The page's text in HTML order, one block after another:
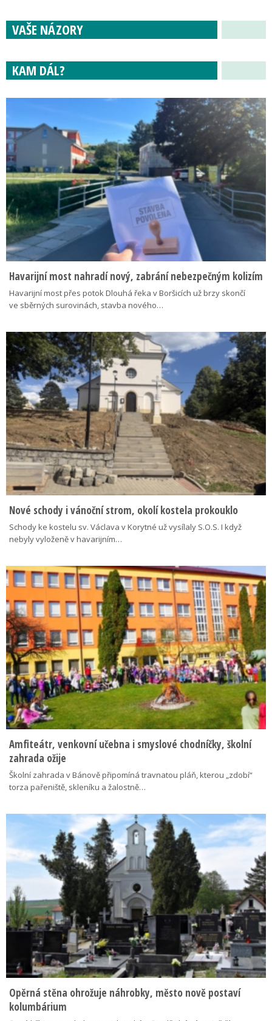
VAŠE NÁZORY
KAM DÁL?
Havarijní most nahradí nový, zabrání nebezpečným kolizím
Havarijní most přes potok Dlouhá řeka v Boršicích už brzy skončí
ve sběrných surovinách, stavba nového…
Nové schody i vánoční strom, okolí kostela prokouklo
Schody ke kostelu sv. Václava v Korytné už vysílaly S.O.S. I když
nebyly vyloženě v havarijním…
Amfiteátr, venkovní učebna i smyslové chodníčky, školní
zahrada ožije
Školní zahrada v Bánově připomíná travnatou pláň, kterou „zdobí“
torza pařeniště, skleníku a žalostně…
Opěrná stěna ohrožuje náhrobky, město nově postaví
kolumbárium